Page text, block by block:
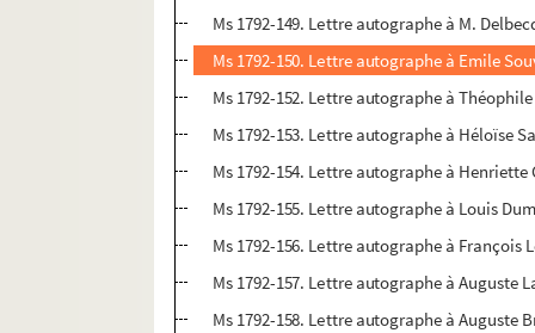
Ms 1792-149. Lettre autographe à M.
Ms 1792-150. Lettre autographe à Emile
Ms 1792-152. Lettre autographe à
Ms 1792-153. Lettre autographe à Héloïse
Ms 1792-154. Lettre autographe à
Ms 1792-155. Lettre autographe à Louis
Ms 1792-156. Lettre autographe à
Ms 1792-157. Lettre autographe à Auguste
Ms 1792-158. Lettre autographe à Auguste